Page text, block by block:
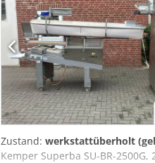
Zustand: werkstattüberholt
Kemper Superba SU-BR-